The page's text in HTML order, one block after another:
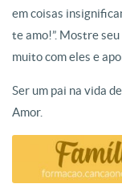
em coisas
te amo!”. Mostre
muito com eles e
Ser um pai na vida
Amor.